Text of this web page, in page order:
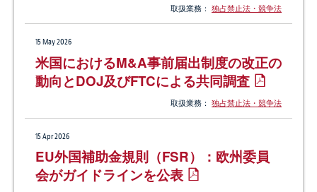
取扱業務： 独占禁止法・競争法
15 May 2026
米国におけるM&A事前届出制度の改正の
動向とDOJ及びFTCによる共同調査
取扱業務： 独占禁止法・競争法
15 Apr 2026
EU外国補助金規則（FSR）：欧州委員
会がガイドラインを公表